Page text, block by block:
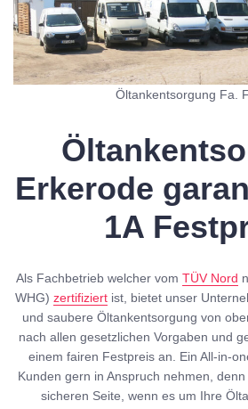
Öltankentsorgung Fa.
Erkerode
1A
Als Fachbetrieb welcher vom TÜV Nord
WHG) zertifiziert ist, bietet unser
und saubere Öltankentsorgung von
nach allen gesetzlichen Vorgaben und
einem fairen Festpreis an. Ein All-in-
Kunden gern in Anspruch nehmen,
sicheren Seite, wenn es um Ihre